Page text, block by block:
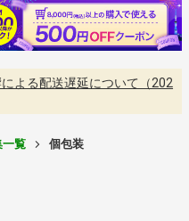
よる配送遅延について（202
一覧 個包装